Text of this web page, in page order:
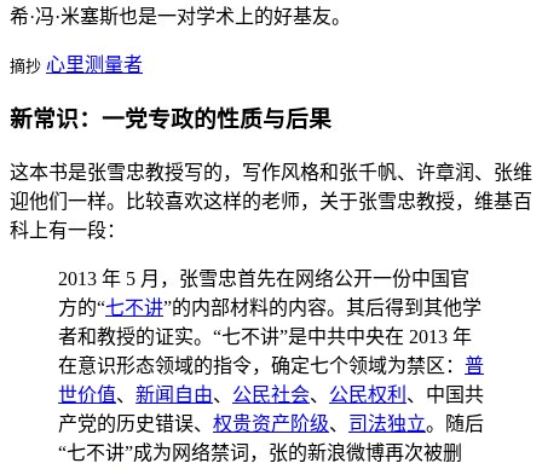
希·冯·米塞斯也是一对学术上的好基友。
摘抄 心里测量者
新常识：一党专政的性质与后果
这本书是张雪忠教授写的，写作风格和张千帆、许章润、张维
迎他们一样。比较喜欢这样的老师，关于张雪忠教授，维基百
科上有一段：
2013 年 5 月，张雪忠首先在网络公开一份中国官
方的“七不讲”的内部材料的内容。其后得到其他学
者和教授的证实。“七不讲”是中共中央在 2013 年
在意识形态领域的指令，确定七个领域为禁区： 普
世价值、 新闻自由、 公民社会、 公民权利 、中国共
产党的历史错误、 权贵资产阶级、 司法独立。随后
“七不讲”成为网络禁词，张的新浪微博再次被删